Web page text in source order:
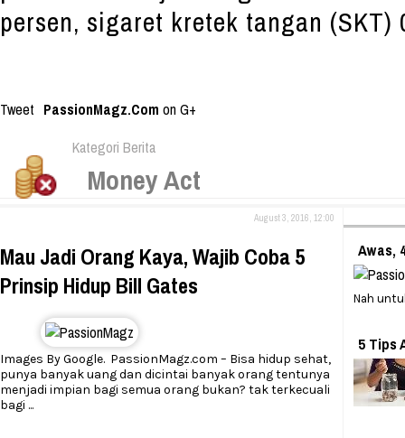
persen, sigaret kretek tangan (SKT)
Tweet PassionMagz.Com on G+
Kategori Berita
Money Act
August 3, 2016, 12:00
Mau Jadi Orang Kaya, Wajib Coba 5
Prinsip Hidup Bill Gates
Images By Google. PassionMagz.com – Bisa hidup sehat,
punya banyak uang dan dicintai banyak orang tentunya
menjadi impian bagi semua orang bukan? tak terkecuali
bagi ...
Awas,
Nah
5 Tips